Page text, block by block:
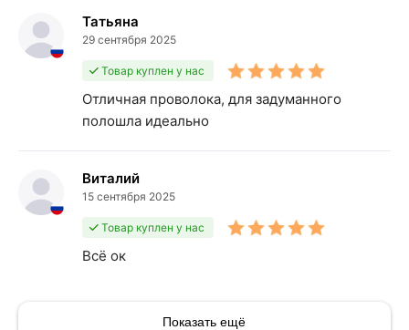
Татьяна
29 сентября 2025
Товар куплен у нас
Отличная проволока, для задуманного
полошла идеально
Виталий
15 сентября 2025
Товар куплен у нас
Всё ок
Показать ещё